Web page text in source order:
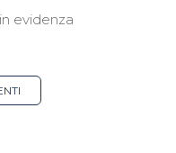
evidenza